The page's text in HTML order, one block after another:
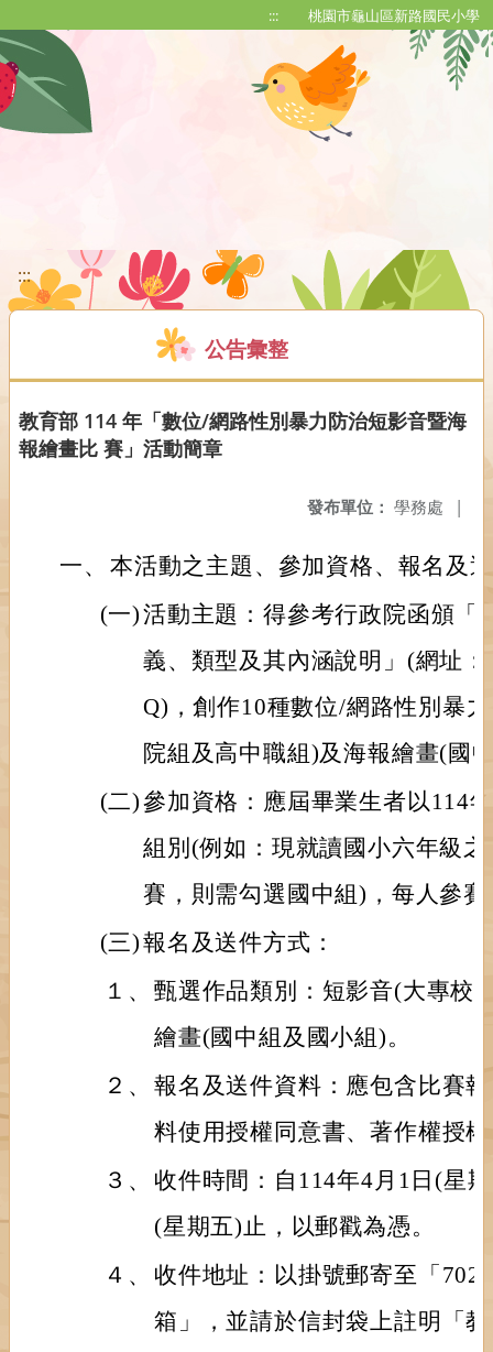
::: 桃園市龜山區新路國民小學
:::
公告彙整
教育部 114 年「數位/網路性別暴力防治短影音暨海
報繪畫比 賽」活動簡章
發布單位： 學務處 |
一、 本活動之主題、參加資格、報名及
(一)活動主題：得參考行政院函頒「
義、類型及其內涵說明」(網址
Q)，創作10種數位/網路性別暴
院組及高中職組)及海報繪畫(國
(二)參加資格：應屆畢業生者以114
組別(例如：現就讀國小六年級
賽，則需勾選國中組)，每人參
(三)報名及送件方式：
１、 甄選作品類別：短影音(大專校
繪畫(國中組及國小組)。
２、 報名及送件資料：應包含比賽
料使用授權同意書、著作權授
３、
收件時間：自114年4月1日(星
(星期五)止，以郵戳為憑。
４、
收件地址：以掛號郵寄至「702
箱」，並請於信封袋上註明「